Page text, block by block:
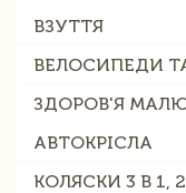
ВЗУТТЯ
ВЕЛОСИПЕДИ
ЗДОРОВ'Я
АВТОКРІСЛА
КОЛЯСКИ 3 В 1,